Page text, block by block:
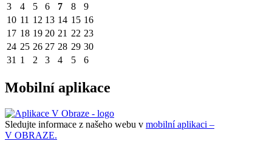
3
4 5 6 7 8
9
10 11 12 13 14 15 16
17 18 19 20 21 22 23
24 25 26 27 28 29 30
31 1 2 3 4 5 6
Mobilní aplikace
Sledujte informace z našeho webu v mobilní aplikaci –
V OBRAZE.